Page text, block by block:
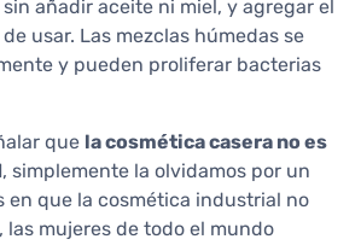
añadir aceite ni miel, y agregar el
usar. Las mezclas húmedas se
y pueden proliferar bacterias
que la cosmética casera no es
, simplemente la olvidamos por un
en que la cosmética industrial no
mujeres de todo el mundo